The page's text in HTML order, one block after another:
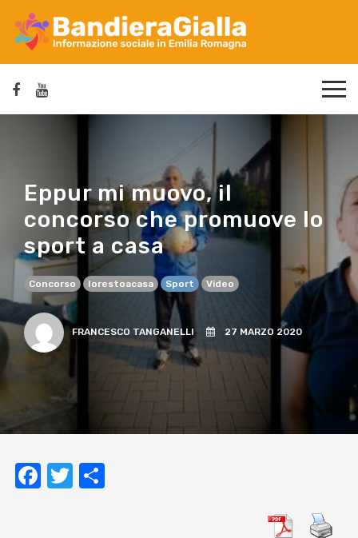
Eppur mi muovo, il
concorso che promuove lo
sport a casa
Concorso Iorestoacasa Sport Video
FRANCESCO TANGANELLI 27 MARZO 2020
Facebook
Twitter